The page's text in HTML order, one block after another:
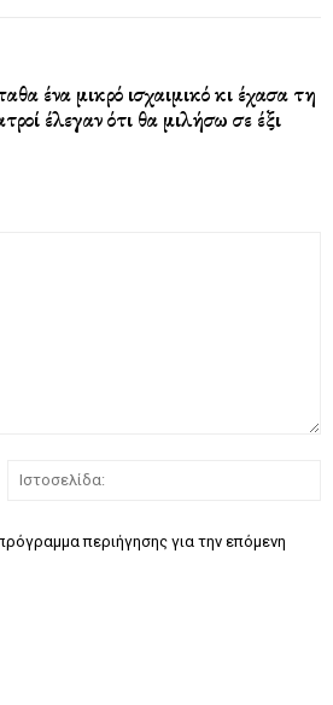
ένα μικρό ισχαιμικό κι έχασα τη
έλεγαν ότι θα μιλήσω σε έξι
περιήγησης για την επόμενη